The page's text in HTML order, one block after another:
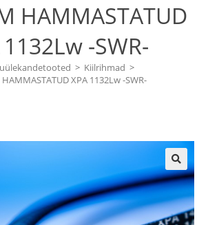
HAMMASTATUD
1132Lw -SWR-
> Kiilrihmad >
XPA 1132Lw -SWR-
🔍